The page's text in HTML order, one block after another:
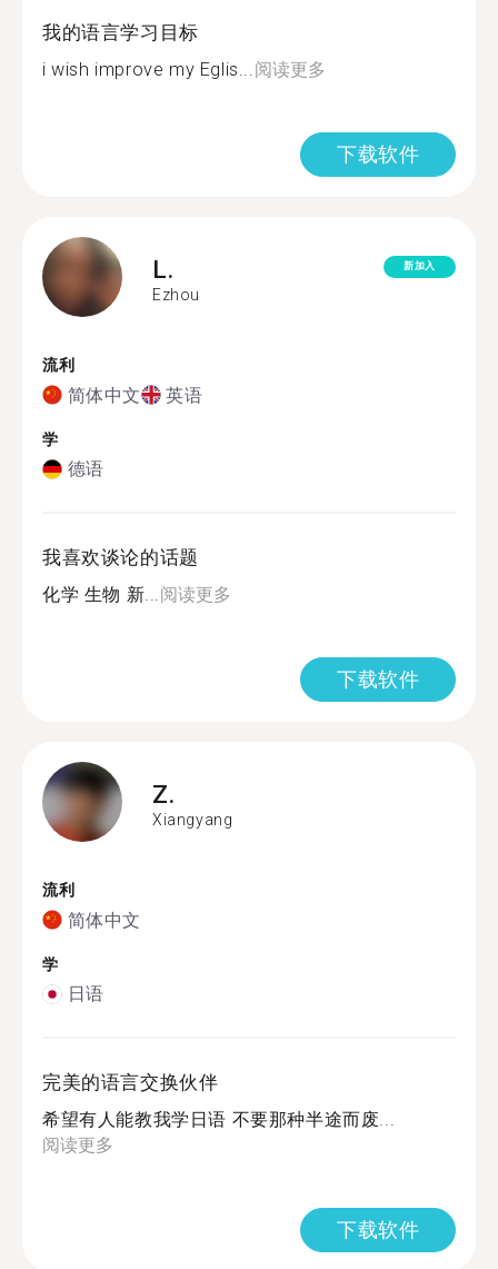
我的语言学习目标
i wish improve my Eglis...阅读更多
下载软件
L.
Ezhou
新加入
流利
简体中文 英语
学
德语
我喜欢谈论的话题
化学 生物 新...阅读更多
下载软件
Z.
Xiangyang
流利
简体中文
学
日语
完美的语言交换伙伴
希望有人能教我学日语 不要那种半途而废...
阅读更多
下载软件